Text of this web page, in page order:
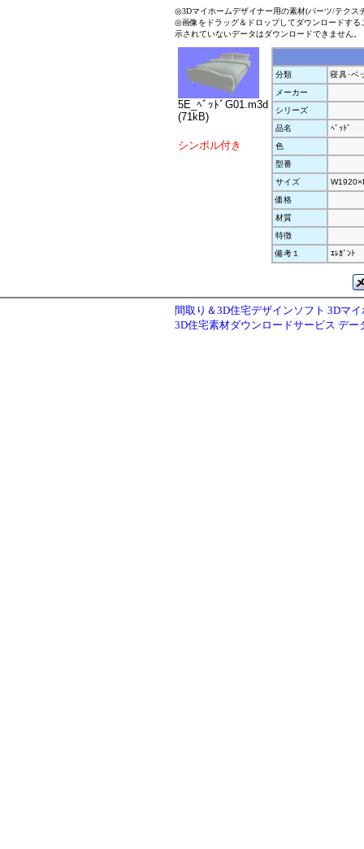
◎3Dマイホームデザイナー用の素材(パーツ/テクス
◎画像をドラッグ＆ドロップしてダウンロードす
示されていないデータはダウンロードできません。
5E_ﾍﾞｯﾄﾞG01.m3d
(71kB)
シンボル付き
分類
寝具･ベ
メーカー
シリーズ
品名
ﾍﾞｯﾄﾞ
色
型番
サイズ
価格
材質
特徴
備考１
ｴﾚｶﾞﾝﾄ
間取り＆3D住宅デザインソフト 3Dマ
3D住宅素材ダウンロードサービス デー